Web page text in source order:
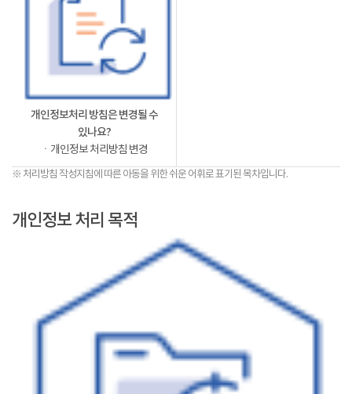
개인정보처리 방침은 변경될 수
있나요?
ㆍ개인정보 처리방침 변경
※ 처리방침 작성지침에 따른 아동을 위한 쉬운 어휘로 표기된 목차입니다.
개인정보 처리 목적